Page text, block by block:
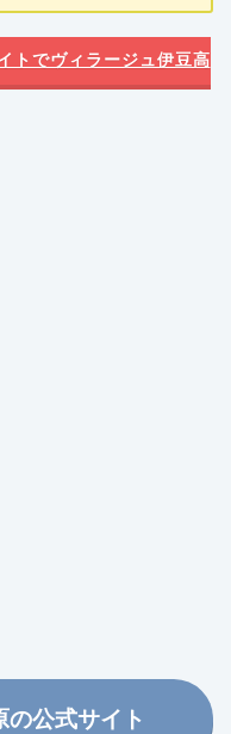
トでヴィラージュ伊豆高
の公式サイト